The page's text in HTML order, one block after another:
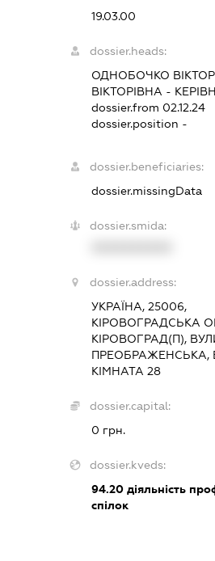
19.03.00
dossier.heads:
ОДНОБОЧКО
ВІКТОРІВНА -
dossier.from 02.12.24
dossier.position -
dossier.beneficiaries:
dossier.missingData
dossier.smida:
dossier.address:
УКРАЇНА, 25006,
КІРОВОГРАДСЬКА
КІРОВОГРАД(П),
ПРЕОБРАЖЕНСЬКА,
КІМНАТА 28
dossier.capital:
0 грн.
dossier.kveds:
94.20діяльність
спілок